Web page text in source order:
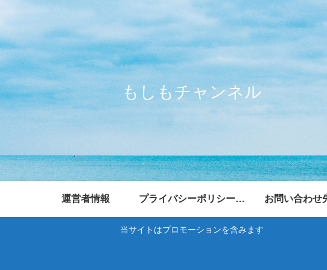
もしもチャンネル
運営者情報 プライバシーポリシー・免責事項 お問い合わせ
当サイトはプロモーションを含みます